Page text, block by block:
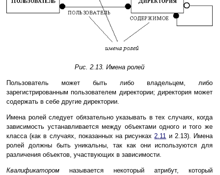
Рис. 2.13. Имена ролей
Пользователь может быть либо владельцем, либо
зарегистрированным пользователем директории; директория может
содержать в себе другие директории.
Имена ролей следует обязательно указывать в тех случаях, когда
зависимость устанавливается между объектами одного и того же
класса (как в случаях, показанных на рисунках2.11 и 2.13). Имена
ролей должны быть уникальны, так как они используются для
различения объектов, участвующих в зависимости.
Квалификатором называется некоторый атрибут, который